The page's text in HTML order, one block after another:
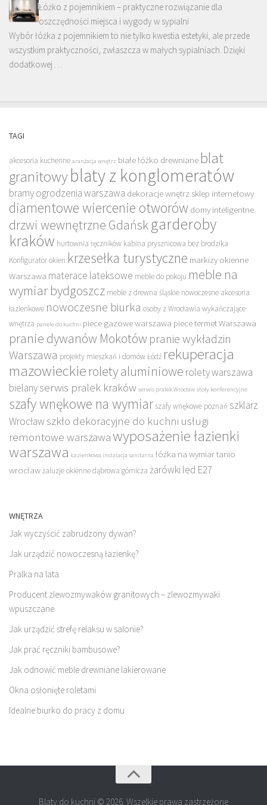
Łóżko z pojemnikiem – praktyczne rozwiązanie dla
oszczędności miejsca i wygody w sypialni
Wybór łóżka z pojemnikiem to nie tylko kwestia estetyki, ale przede
wszystkim praktyczności, zwłaszcza w małych sypialniach. Dzięki
dodatkowej …
TAGI
akcesoria kuchenne aranżacja wnętrz białe łóżko drewniane blat
granitowyblaty z konglomeratów
bramy ogrodzenia warszawa dekoracje wnętrz sklep internetowy
diamentowe wiercenie otworów domy inteligentne
drzwi wewnętrzne Gdańsk garderoby
kraków hurtownia ręczników kabina prysznicowa bez brodzika
Konfigurator okien krzesełka turystyczne markizy okienne
Warszawa materace lateksowe meble do pokoju meble na
wymiar bydgoszcz meble z drewna śląskie nowoczesne akcesoria
łazienkowe nowoczesne biurka osoby z Wrocławia wykańczające
wnętrza panele do kuchni piece gazowe warszawa piece termet Warszawa
pranie dywanów Mokotów pranie wykładzin
Warszawa projekty mieszkań i domów Łódź rekuperacja
mazowieckie rolety aluminiowe rolety warszawa
bielanyserwis pralek kraków serwis pralek Wrocław stoły konferencyjne
szafy wnękowe na wymiar szafy wnękowe poznań szklarz
Wrocław szkło dekoracyjne do kuchni usługi
remontowe warszawawyposażenie łazienki
warszawa Łazienkowa instalacja sanitarna łóżka na wymiar tanio
wrocławżaluzje okienne dąbrowa górnicza żarówki led E27
WNĘTRZA
Jak wyczyścić zabrudzony dywan?
Jak urządzić nowoczesną łazienkę?
Pralka na lata
Producent zlewozmywaków granitowych – zlewozmywaki
wpuszczane
Jak urządzić strefę relaksu w salonie?
Jak prać ręczniki bambusowe?
Jak odnowić meble drewniane lakierowane
Okna osłonięte roletami
Idealne biurko do pracy z domu
Blaty do kuchni © 2026. Wszelkie prawa zastrzeżone